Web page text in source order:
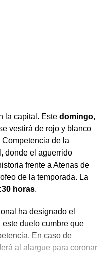
la capital. Este domingo,
vestirá de rojo y blanco
de la
donde el aguerrido
frente a Atenas de
de la temporada. La
horas.
ha designado el
duelo cumbre que
En caso de
al alargue para coronar